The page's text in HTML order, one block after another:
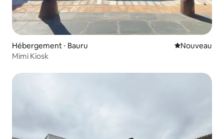
Hébergement ⋅ Bauru Nouvel
Nouveau
Mimi Kiosk